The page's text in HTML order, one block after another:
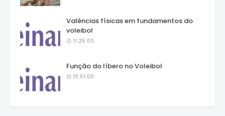
Valências físicas em fundamentos do
voleibol
11:25:00
Função do líbero no Voleibol
10:51:00